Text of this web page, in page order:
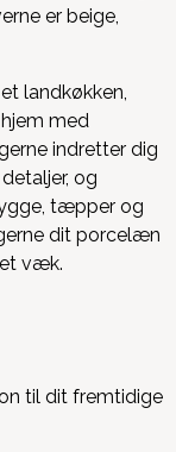
er beige,
landkøkken,
med
indretter dig
og
tæpper og
dit porcelæn
væk.